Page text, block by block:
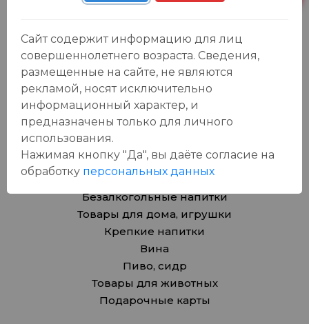
У данного товара еще нет отзывов, будьте первым, кто
оставит отзыв!
Продукты
Азия
Безалкогольные напитки
Товары для дома, игрушки
Крепкие напитки
Вина
Пиво, сидр
Товары для животных
Подарочные карты
Сайт содержит информацию для лиц
совершеннолетнего возраста. Сведения,
размещенные на сайте, не являются
рекламой, носят исключительно
информационный характер, и
предназначены только для личного
использования.
Нажимая кнопку "Да", вы даёте cогласие на
обработку персональных данных